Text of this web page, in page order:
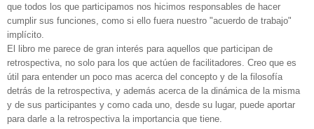
que todos los que participamos nos hicimos responsables de hacer
cumplir sus funciones, como si ello fuera nuestro "acuerdo de trabajo"
implícito.
El libro me parece de gran interés para aquellos que participan de
retrospectiva, no solo para los que actúen de facilitadores. Creo que es
útil para entender un poco mas acerca del concepto y de la filosofía
detrás de la retrospectiva, y además acerca de la dinámica de la misma
y de sus participantes y como cada uno, desde su lugar, puede aportar
para darle a la retrospectiva la importancia que tiene.